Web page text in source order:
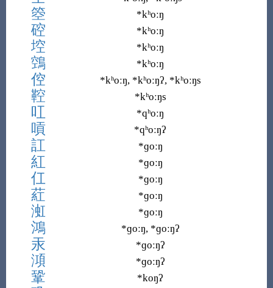
箜 *kʰoːŋ
硿 *kʰoːŋ
埪 *kʰoːŋ
鵼 *kʰoːŋ
倥 *kʰoːŋ, *kʰoːŋʔ, *kʰoːŋs
鞚 *kʰoːŋs
叿 *qʰoːŋ
嗊 *qʰoːŋʔ
訌 *ɡoːŋ
紅 *ɡoːŋ
仜 *ɡoːŋ
葒 *ɡoːŋ
渱 *ɡoːŋ
鴻 *ɡoːŋ, *ɡoːŋʔ
汞 *ɡoːŋʔ
澒 *ɡoːŋʔ
鞏 *koŋʔ